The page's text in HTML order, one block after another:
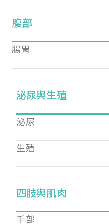
腹部
腸胃
泌尿與生殖
泌尿
生殖
四肢與肌肉
手部
您已成功
您好，您的會員申請，